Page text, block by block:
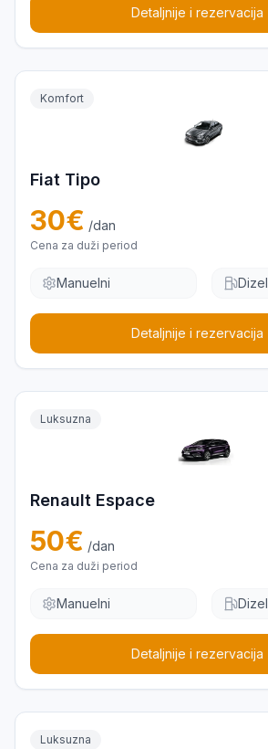
Detaljnije i rezervacija
Komfort
Fiat Tipo
30€ /dan
Cena za duži period
Manuelni Dizel
Detaljnije i rezervacija
Luksuzna
Renault Espace
50€ /dan
Cena za duži period
Manuelni Dizel
Detaljnije i rezervacija
Luksuzna